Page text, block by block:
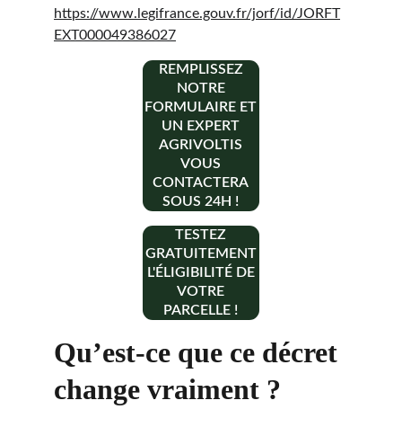
REMPLISSEZ
NOTRE
FORMULAIRE ET
UN EXPERT
AGRIVOLTIS
VOUS
CONTACTERA
SOUS 24H !
Qu’est-ce que ce décret
change vraiment ?
TESTEZ
GRATUITEMENT
L'ÉLIGIBILITÉ DE
VOTRE
PARCELLE !
https://www.legifrance.gouv.fr/jorf/id/JORFT
EXT000049386027